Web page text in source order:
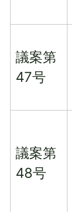
議案第
47号
議案第
48号